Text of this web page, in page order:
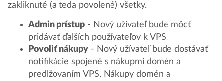
zakliknuté (a teda povolené) všetky.
Admin prístup- Nový užívateľ bude môcť
pridávať ďalších používateľov k VPS.
Povoliť nákupy- Nový užívateľ bude dostávať
notifikácie spojené s nákupmi domén a
predlžovaním VPS. Nákupy domén a